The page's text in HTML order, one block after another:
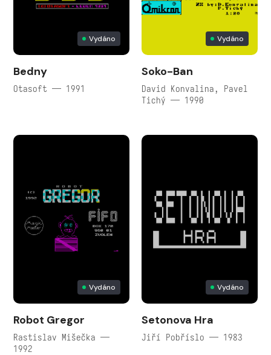
Vydáno
Bedny
Otasoft — 1991
Vydáno
Soko-Ban
David Konvalina, Pavel
Tichý — 1990
Vydáno
Robot Gregor
Rastislav Mišečka —
1992
Vydáno
Setonova Hra
Jiří Pobříslo — 1983